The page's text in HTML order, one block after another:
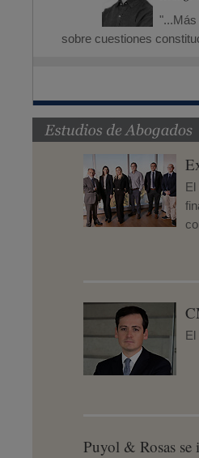
"...Más
sobre cuestiones
El
El
Puyol & Rosas